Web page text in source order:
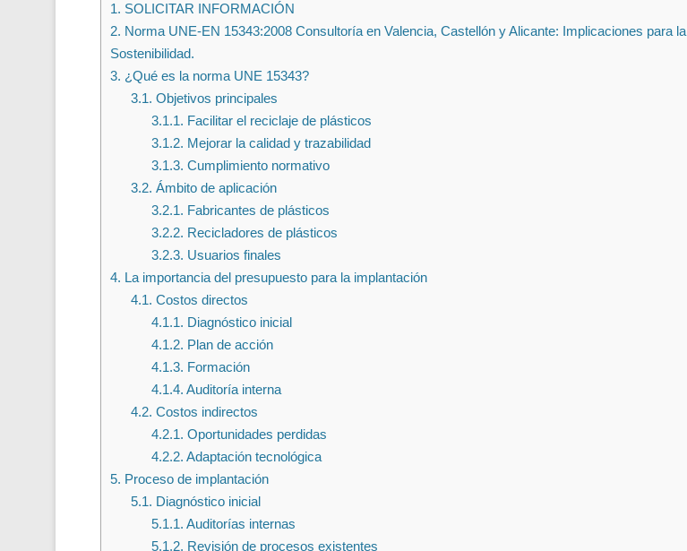
1. SOLICITAR INFORMACIÓN
2. Norma UNE-EN 15343:2008 Consultoría en Valencia, Castellón y Alicante: Implicaciones para la
Sostenibilidad.
3. ¿Qué es la norma UNE 15343?
3.1. Objetivos principales
3.1.1. Facilitar el reciclaje de plásticos
3.1.2. Mejorar la calidad y trazabilidad
3.1.3. Cumplimiento normativo
3.2. Ámbito de aplicación
3.2.1. Fabricantes de plásticos
3.2.2. Recicladores de plásticos
3.2.3. Usuarios finales
4. La importancia del presupuesto para la implantación
4.1. Costos directos
4.1.1. Diagnóstico inicial
4.1.2. Plan de acción
4.1.3. Formación
4.1.4. Auditoría interna
4.2. Costos indirectos
4.2.1. Oportunidades perdidas
4.2.2. Adaptación tecnológica
5. Proceso de implantación
5.1. Diagnóstico inicial
5.1.1. Auditorías internas
5.1.2. Revisión de procesos existentes